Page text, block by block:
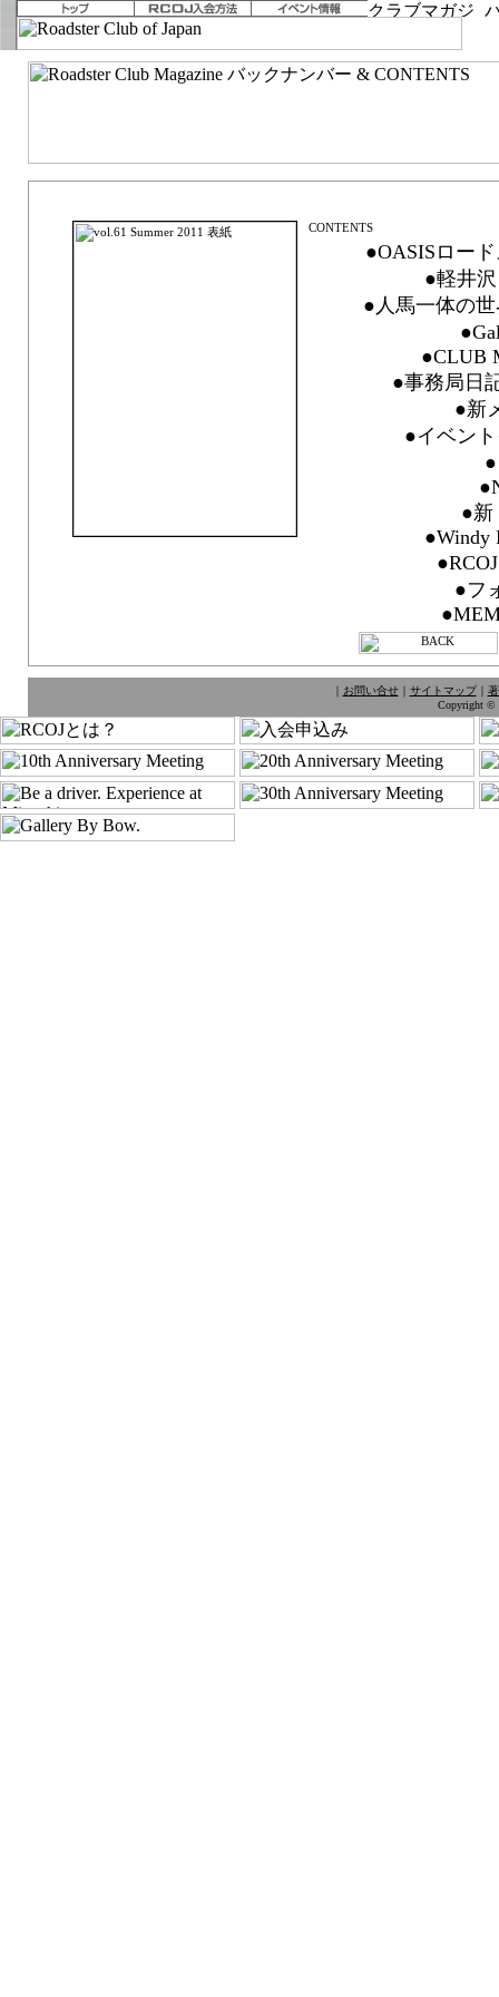
●OASISロー
●軽井
●人馬一体の
●CLUB
●事務局日
●新
●イベン
●新
●Windy
●フ
｜ お問い合せ｜ サイトマップ｜
Copyright ©